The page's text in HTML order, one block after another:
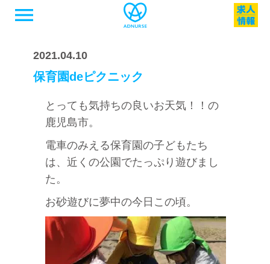
menu
2021.04.10
保育園deピクニック
とっても気持ちの良いお天気！！の
鹿児島市。
電車のみえる保育園の子どもたち
は、近くの公園でたっぷり遊びまし
た。
お砂遊びに夢中の今日この頃。